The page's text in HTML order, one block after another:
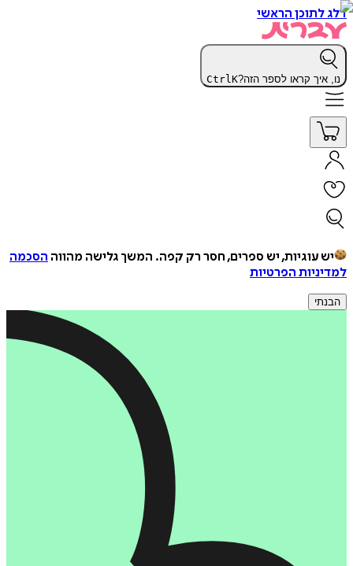
דלג לתוכן הראשי
נו, איך קראו לספר הזה? CtrlK
יש עוגיות, יש ספרים, חסר רק קפה. המשך גלישה מהווה הסכמה
למדיניות הפרטיות
הבנתי